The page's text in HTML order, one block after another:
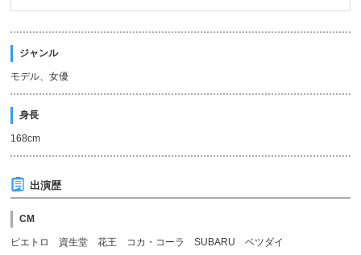
ジャンル
モデル、女優
身長
168cm
出演歴
CM
ピエトロ 資生堂 花王 コカ・コーラ SUBARU ベツダイ